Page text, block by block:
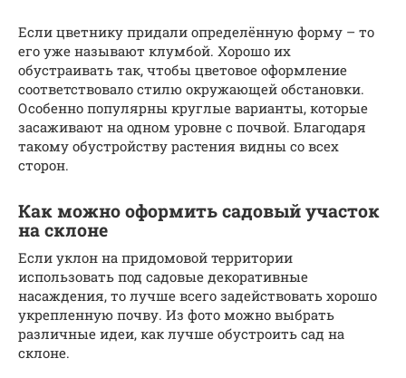
Если цветнику придали определённую форму – то
его уже называют клумбой. Хорошо их
обустраивать так, чтобы цветовое оформление
соответствовало стилю окружающей обстановки.
Особенно популярны круглые варианты, которые
засаживают на одном уровне с почвой. Благодаря
такому обустройству растения видны со всех
сторон.
Как можно оформить садовый участок
на склоне
Если уклон на придомовой территории
использовать под садовые декоративные
насаждения, то лучше всего задействовать хорошо
укрепленную почву. Из фото можно выбрать
различные идеи, как лучше обустроить сад на
склоне.